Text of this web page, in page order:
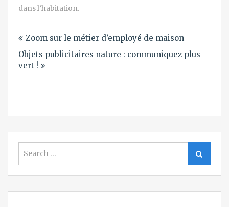
dans l’habitation.
de
l’article
Zoom sur le métier d’employé de maison
Objets publicitaires nature : communiquez plus
vert !
for:
Search